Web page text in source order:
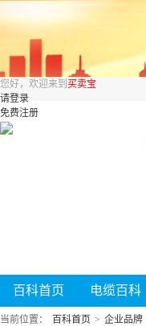
您好，欢迎来到 买卖宝
请登录
免费注册
百科首页 电缆百科
当前位置： 百科首页 > 企业品牌